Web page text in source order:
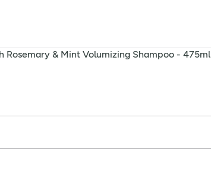
Rosemary & Mint Volumizing Shampoo - 475ml